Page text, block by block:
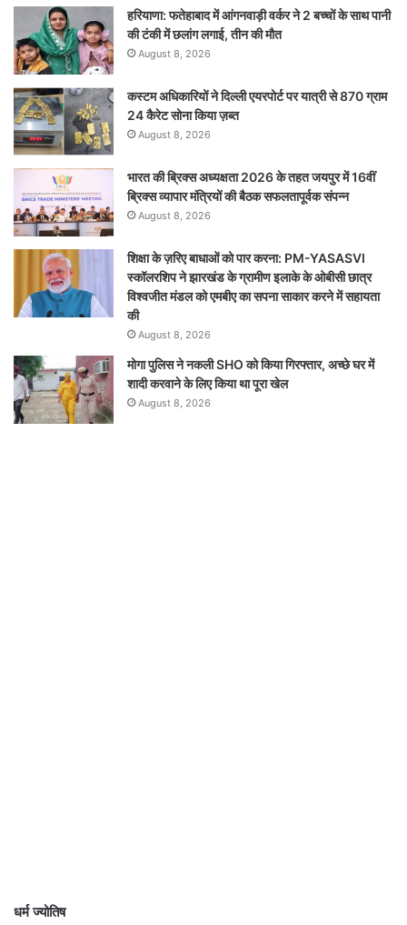
हरियाणा: फतेहाबाद में आंगनवाड़ी वर्कर ने 2 बच्चों के साथ पानी
की टंकी में छलांग लगाई, तीन की मौत
August 8, 2026
कस्टम अधिकारियों ने दिल्ली एयरपोर्ट पर यात्री से 870 ग्राम
24 कैरेट सोना किया ज़ब्त
August 8, 2026
भारत की ब्रिक्‍स अध्यक्षता 2026 के तहत जयपुर में 16वीं
ब्रिक्‍स व्यापार मंत्रियों की बैठक सफलतापूर्वक संपन्न
August 8, 2026
शिक्षा के ज़रिए बाधाओं को पार करना: PM-YASASVI
स्कॉलरशिप ने झारखंड के ग्रामीण इलाके के ओबीसी छात्र
विश्वजीत मंडल को एमबीए का सपना साकार करने में सहायता
की
August 8, 2026
मोगा पुलिस ने नकली SHO को किया गिरफ्तार, अच्छे घर में
शादी करवाने के लिए किया था पूरा खेल
August 8, 2026
धर्म ज्योतिष